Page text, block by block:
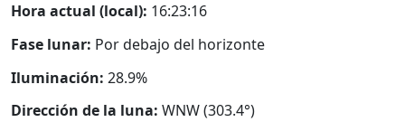
Hora actual (local): 16:23:17
Fase lunar: Por debajo del horizonte
Iluminación: 28.9%
Dirección de la luna: WNW (303.4°)